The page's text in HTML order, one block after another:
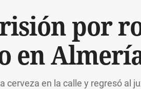
por
en
cerveza en la calle y regresó al